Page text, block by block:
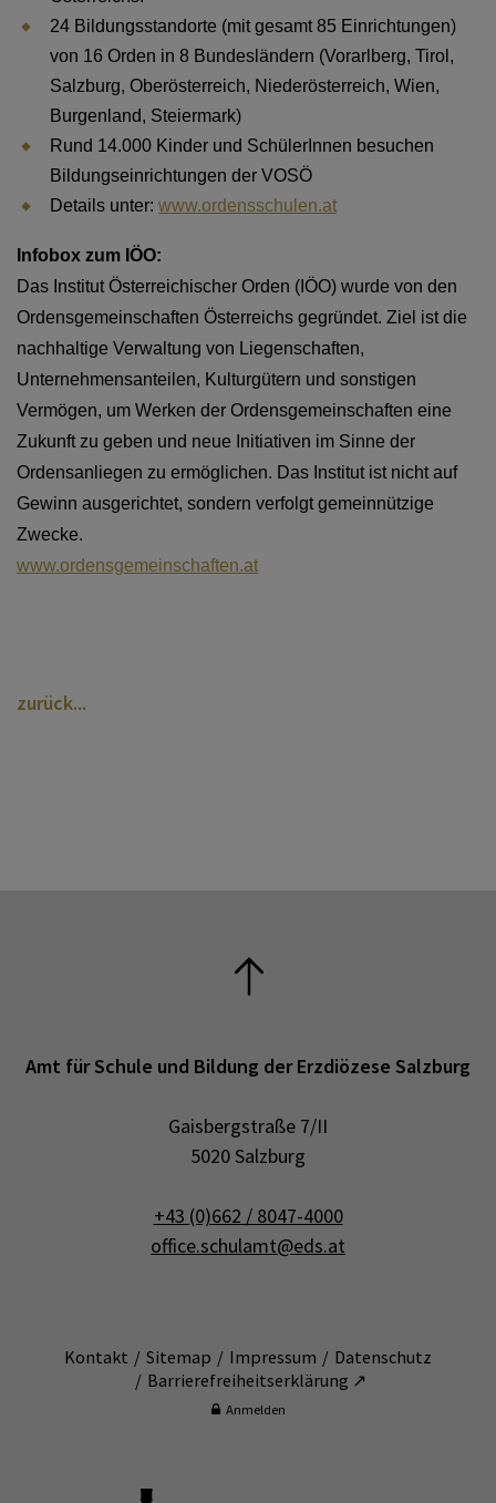
24 Bildungsstandorte (mit gesamt 85 Einrichtungen)
von 16 Orden in 8 Bundesländern (Vorarlberg, Tirol,
Salzburg, Oberösterreich, Niederösterreich, Wien,
Burgenland, Steiermark)
Rund 14.000 Kinder und SchülerInnen besuchen
Bildungseinrichtungen der VOSÖ
Details unter: www.ordensschulen.at
Infobox zum IÖO:
Das Institut Österreichischer Orden (IÖO) wurde von den
Ordensgemeinschaften Österreichs gegründet. Ziel ist die
nachhaltige Verwaltung von Liegenschaften,
Unternehmensanteilen, Kulturgütern und sonstigen
Vermögen, um Werken der Ordensgemeinschaften eine
Zukunft zu geben und neue Initiativen im Sinne der
Ordensanliegen zu ermöglichen. Das Institut ist nicht auf
Gewinn ausgerichtet, sondern verfolgt gemeinnützige
Zwecke.
www.ordensgemeinschaften.at
zurück
Amt für Schule und Bildung der Erzdiözese Salzburg
Gaisbergstraße 7/II
5020 Salzburg
+43 (0)662 / 8047-4000
office.schulamt@eds.at
Kontakt Sitemap Impressum
Datenschutz
Barrierefreiheitserklärung ↗
Anmelden